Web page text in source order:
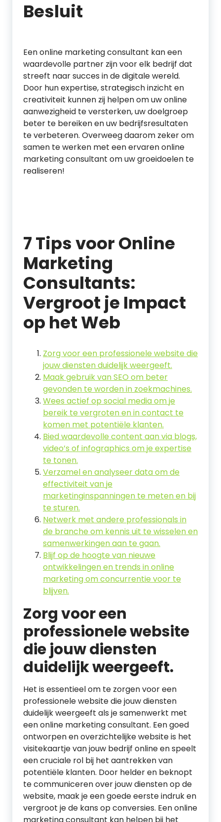
Besluit
Een online marketing consultant kan een
waardevolle partner zijn voor elk bedrijf dat
streeft naar succes in de digitale wereld.
Door hun expertise, strategisch inzicht en
creativiteit kunnen zij helpen om uw online
aanwezigheid te versterken, uw doelgroep
beter te bereiken en uw bedrijfsresultaten
te verbeteren. Overweeg daarom zeker om
samen te werken met een ervaren online
marketing consultant om uw groeidoelen te
realiseren!
7 Tips voor Online
Marketing
Consultants:
Vergroot je Impact
op het Web
Zorg voor een professionele website die
jouw diensten duidelijk weergeeft.
Maak gebruik van SEO om beter
gevonden te worden in zoekmachines.
Wees actief op social media om je
bereik te vergroten en in contact te
komen met potentiële klanten.
Bied waardevolle content aan via blogs,
video’s of infographics om je expertise
te tonen.
Verzamel en analyseer data om de
effectiviteit van je
marketinginspanningen te meten en bij
te sturen.
Netwerk met andere professionals in
de branche om kennis uit te wisselen en
samenwerkingen aan te gaan.
Blijf op de hoogte van nieuwe
ontwikkelingen en trends in online
marketing om concurrentie voor te
blijven.
Zorg voor een
professionele website
die jouw diensten
duidelijk weergeeft.
Het is essentieel om te zorgen voor een
professionele website die jouw diensten
duidelijk weergeeft als je samenwerkt met
een online marketing consultant. Een goed
ontworpen en overzichtelijke website is het
visitekaartje van jouw bedrijf online en speelt
een cruciale rol bij het aantrekken van
potentiële klanten. Door helder en beknopt
te communiceren over jouw diensten op de
website, maak je een goede eerste indruk en
vergroot je de kans op conversies. Een online